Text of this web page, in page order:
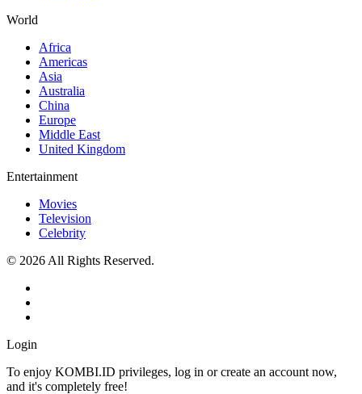
World
Africa
Americas
Asia
Australia
China
Europe
Middle East
United Kingdom
Entertainment
Movies
Television
Celebrity
© 2026 All Rights Reserved.
Login
To enjoy KOMBI.ID privileges, log in or create an account now,
and it's completely free!